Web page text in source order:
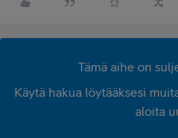
Tämä aihe on
Käytä hakua löytääksesi
aloita